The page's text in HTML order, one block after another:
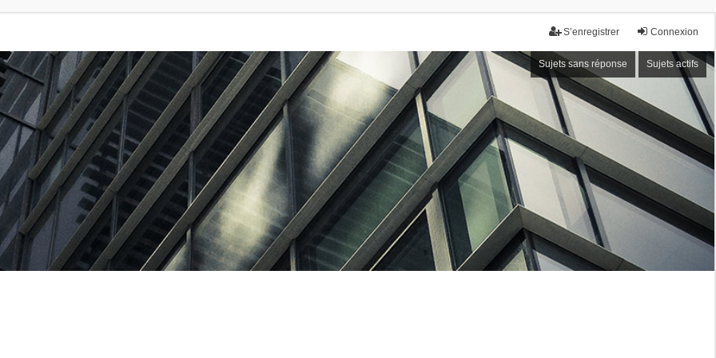
Connexion
S’enregistrer
Sujets sans réponse Sujets actifs